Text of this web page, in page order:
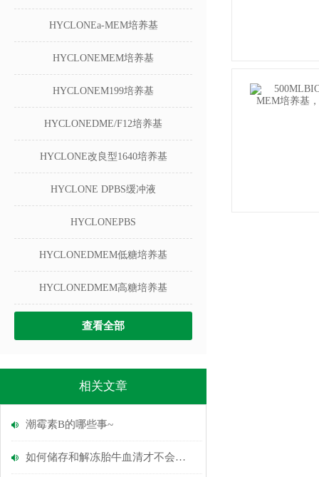
HYCLONEa-MEM培养基
HYCLONEMEM培养基
HYCLONEM199培养基
HYCLONEDME/F12培养基
HYCLONE改良型1640培养基
HYCLONE DPBS缓冲液
HYCLONEPBS
HYCLONEDMEM低糖培养基
HYCLONEDMEM高糖培养基
查看全部
相关文章
潮霉素B的哪些事~
如何储存和解冻胎牛血清才不会使产品质量受损？